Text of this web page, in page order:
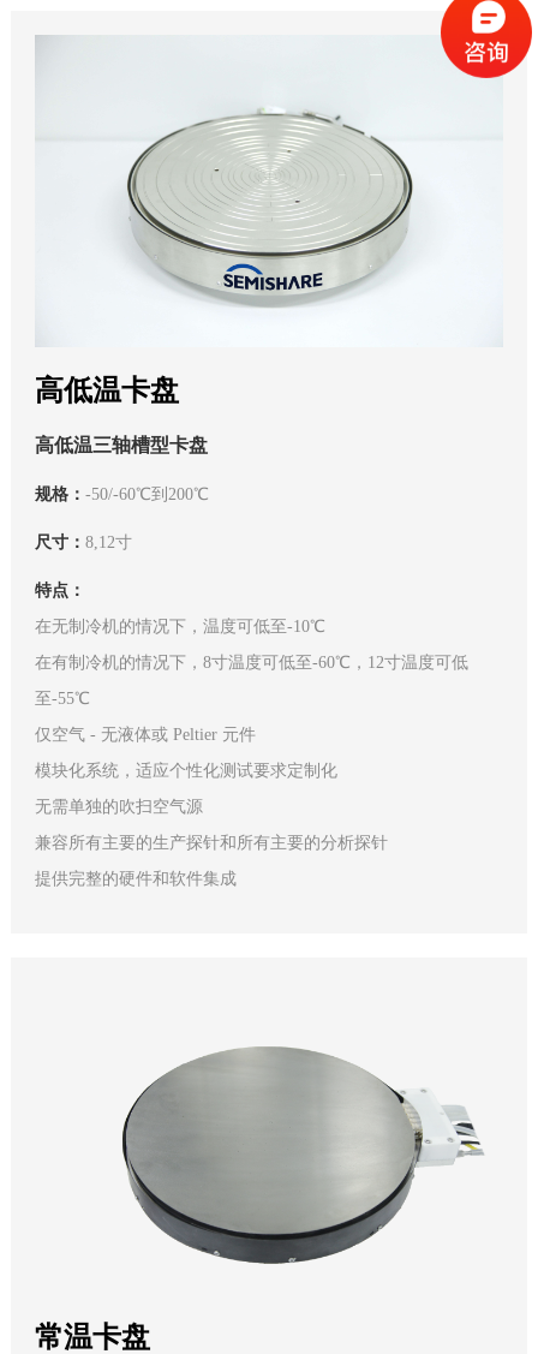
高低温卡盘
高低温三轴槽型卡盘
规格： -50/-60℃到200℃
尺寸： 8,12寸
特点：
在无制冷机的情况下，温度可低至-10℃
在有制冷机的情况下，8寸温度可低至-60℃，12寸温度可低
至-55℃
仅空气 - 无液体或 Peltier 元件
模块化系统，适应个性化测试要求定制化
无需单独的吹扫空气源
兼容所有主要的生产探针和所有主要的分析探针
提供完整的硬件和软件集成
常温卡盘